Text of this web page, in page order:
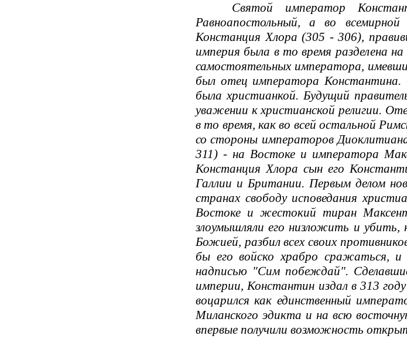
Святой император
Равноапостольный, а во
Констанция Хлора (305 - 306),
империя была в то время разделена
самостоятельных императора,
был отец императора
была христианкой. Будущий
уважении к христианской религии.
в то время, как во всей остальной
со стороны императоров
311) - на Востоке и императора
Констанция Хлора сын его
Галлии и Британии. Первым делом
странах свободу исповедания
Востоке и жестокий тиран
злоумышляли его низложить и
Божией, разбил всех своих
бы его войско храбро сражаться,
надписью "Сим побеждай".
империи, Константин издал в 313
воцарился как единственный
Миланского эдикта и на всю
впервые получили возможность